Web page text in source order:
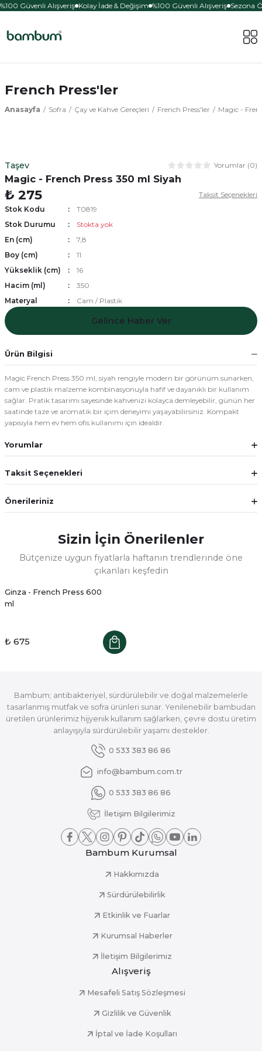
Güvenli Alışveriş Kolay İade & Değişim %100 Güvenli Alışveriş Sezona
French Press'ler
Anasayfa Sofra Çay ve Kahve Gereçleri French Press'ler Magic -
Taşev Yorumlar (0)
Magic - French Press 350 ml Siyah
₺ 275
Taksit Seçenekleri
Stok Kodu
T0819
Stok Durumu
Stokta yok
En (cm)
7,8
Boy (cm)
11
Yükseklik (cm)
16
Hacim (ml)
350
Materyal
Cam / Plastik
Gelince Haber Ver
Ürün Bilgisi
Magic French Press 350 ml, siyah rengiyle modern bir görünüm sunarken,
cam ve plastik malzeme kombinasyonuyla hafif ve dayanıklı bir kullanım
sağlar. Pratik tasarımı sayesinde kahvenizi kolayca demleyebilir, günün her
saatinde taze ve aromatik bir içim deneyimi yaşayabilirsiniz. Kompakt
yapısıyla hem ev hem ofis kullanımı için idealdir.
Yorumlar
Taksit Seçenekleri
Önerileriniz
Sizin İçin Önerilenler
Bütçenize uygun fiyatlarla haftanın trendlerinde öne
çıkanları keşfedin
Ginza - French Press 600
ml
₺ 675
Bambum; antibakteriyel, sürdürülebilir ve doğal malzemelerle
tasarlanmış mutfak ve sofra ürünleri sunar. Yenilenebilir bambudan
üretilen ürünlerimiz hijyenik kullanım sağlarken, çevre dostu üretim
anlayışıyla sürdürülebilir yaşamı destekler.
0 533 383 86 86
info@bambum.com.tr
0 533 383 86 86
İletişim Bilgilerimiz
Bambum Kurumsal
Hakkımızda
Sürdürülebilirlik
Etkinlik ve Fuarlar
Kurumsal Haberler
İletişim Bilgilerimiz
Alışveriş
Mesafeli Satış Sözleşmesi
Gizlilik ve Güvenlik
İptal ve İade Koşulları